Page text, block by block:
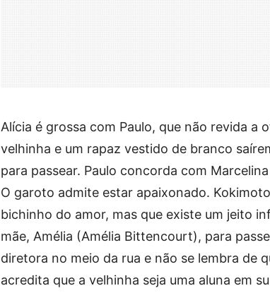
Alícia é grossa com Paulo, que não revida a
velhinha e um rapaz vestido de branco
para passear. Paulo concorda com
O garoto admite estar apaixonado.
bichinho do amor, mas que existe um jeito
mãe, Amélia (Amélia Bittencourt), para
diretora no meio da rua e não se lembra de
acredita que a velhinha seja uma aluna em